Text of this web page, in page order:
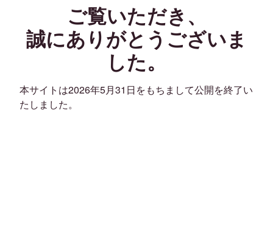
ご覧いただき、
誠にありがとうございま
した。
本サイトは2026年5月31日をもちまして公開を終了い
たしました。